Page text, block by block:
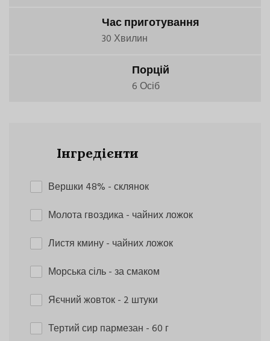
Час приготування
30 Хвилин
Порцій
6 Осіб
Інгредієнти
Вершки 48% - склянок
Молота гвоздика- чайних ложок
Листя кмину- чайних ложок
Морська сіль- за смаком
Яєчний жовток- 2 штуки
Тертий сир пармезан - 60 г